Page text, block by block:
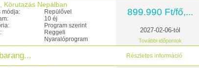
Körutazás Nepálban
módja:
Repülővel
10 éj
Program szerint
Reggeli
Nyaralóprogram
899.990 Ft/fő,...
2027-02-06-tól
További időpontok
Részletes információ